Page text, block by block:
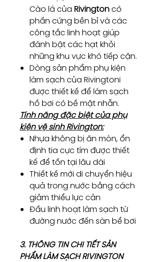
Cào lá của Rivingtoncó
phần cứng bền bỉ và các
công tắc linh hoạt giúp
đánh bật các hạt khỏi
những khu vực khó tiếp cận.
Dòng sản phẩm phụ kiện
làm sạch của Rivingtoni
được thiết kế để làm sạch
hồ bơi có bề mặt nhẵn.
Tính năng đặc biệt của phụ
kiện vệ sinh Rivington:
Nhựa không bị ăn mòn, ổn
định tia cực tím được thiết
kế để tồn tại lâu dài
Thiết kế mới di chuyển hiệu
quả trong nước bằng cách
giảm thiểu lực cản
Đầu linh hoạt làm sạch từ
đường nước đến sàn bể bơi
3. THÔNG TIN CHI TIẾT SẢN
PHẨM LÀM SẠCH RIVINGTON